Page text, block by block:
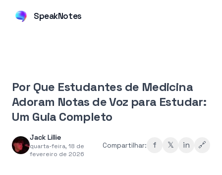
SpeakNotes
Por Que Estudantes de Medicina
Adoram Notas de Voz para Estudar:
Um Guia Completo
Jack Lillie
quarta-feira, 18 de
fevereiro de 2026
Compartilhar: f 𝕏 in 🔗